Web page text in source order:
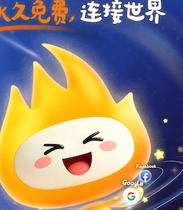
支持[0] 反对[0]
支持[0] 反对[0]
旋风加速器